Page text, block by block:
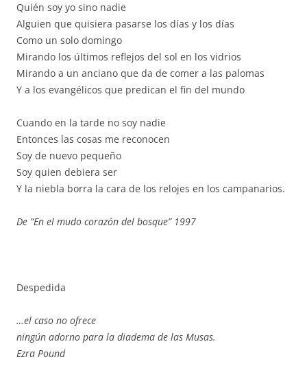
Quién soy yo sino nadie
Alguien que quisiera pasarse los días y los días
Como un solo domingo
Mirando los últimos reflejos del sol en los vidrios
Mirando a un anciano que da de comer a las palomas
Y a los evangélicos que predican el fin del mundo
Cuando en la tarde no soy nadie
Entonces las cosas me reconocen
Soy de nuevo pequeño
Soy quien debiera ser
Y la niebla borra la cara de los relojes en los campanarios.
De “En el mudo corazón del bosque” 1997
Despedida
…el caso no ofrece
ningún adorno para la diadema de las Musas.
Ezra Pound